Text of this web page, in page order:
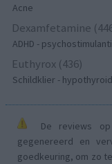
Acne
Dexamfetamine
ADHD -
Euthyrox (436)
Schildklier -
De reviews
gegenereerd en
goedkeuring, om zo